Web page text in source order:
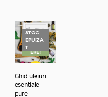
STOC
EPUIZA
TREDUC
ERE!
Ghid uleiuri
esentiale
pure –